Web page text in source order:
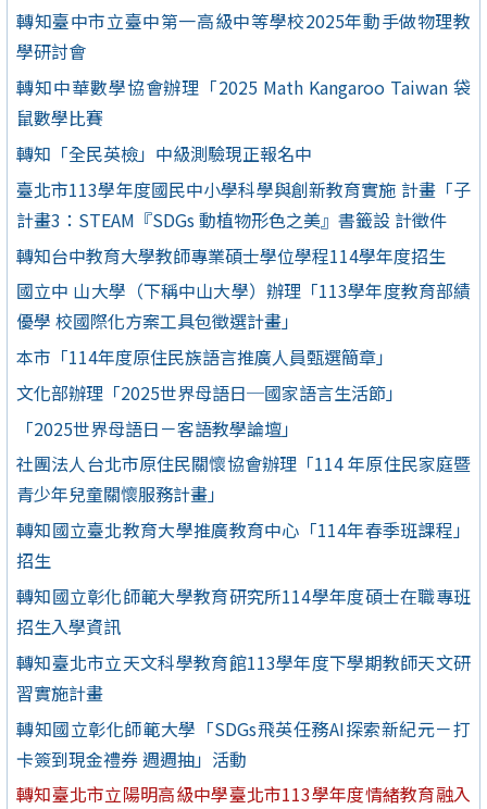
轉知臺中市立臺中第一高級中等學校2025年動手做物理教
學研討會
轉知中華數學協會辦理「2025 Math Kangaroo Taiwan 袋
鼠數學比賽
轉知「全民英檢」中級測驗現正報名中
臺北市113學年度國民中小學科學與創新教育實施 計畫「子
計畫3：STEAM『SDGs 動植物形色之美』書籤設 計徵件
轉知台中教育大學教師專業碩士學位學程114學年度招生
國立中 山大學（下稱中山大學）辦理「113學年度教育部績
優學 校國際化方案工具包徵選計畫」
本市「114年度原住民族語言推廣人員甄選簡章」
文化部辦理「2025世界母語日─國家語言生活節」
「2025世界母語日－客語教學論壇」
社團法人台北市原住民關懷協會辦理「114 年原住民家庭暨
青少年兒童關懷服務計畫」
轉知國立臺北教育大學推廣教育中心「114年春季班課程」
招生
轉知國立彰化師範大學教育研究所114學年度碩士在職專班
招生入學資訊
轉知臺北市立天文科學教育館113學年度下學期教師天文研
習實施計畫
轉知國立彰化師範大學「SDGs飛英任務AI探索新紀元－打
卡簽到現金禮券 週週抽」活動
轉知臺北市立陽明高級中學臺北市113學年度情緒教育融入